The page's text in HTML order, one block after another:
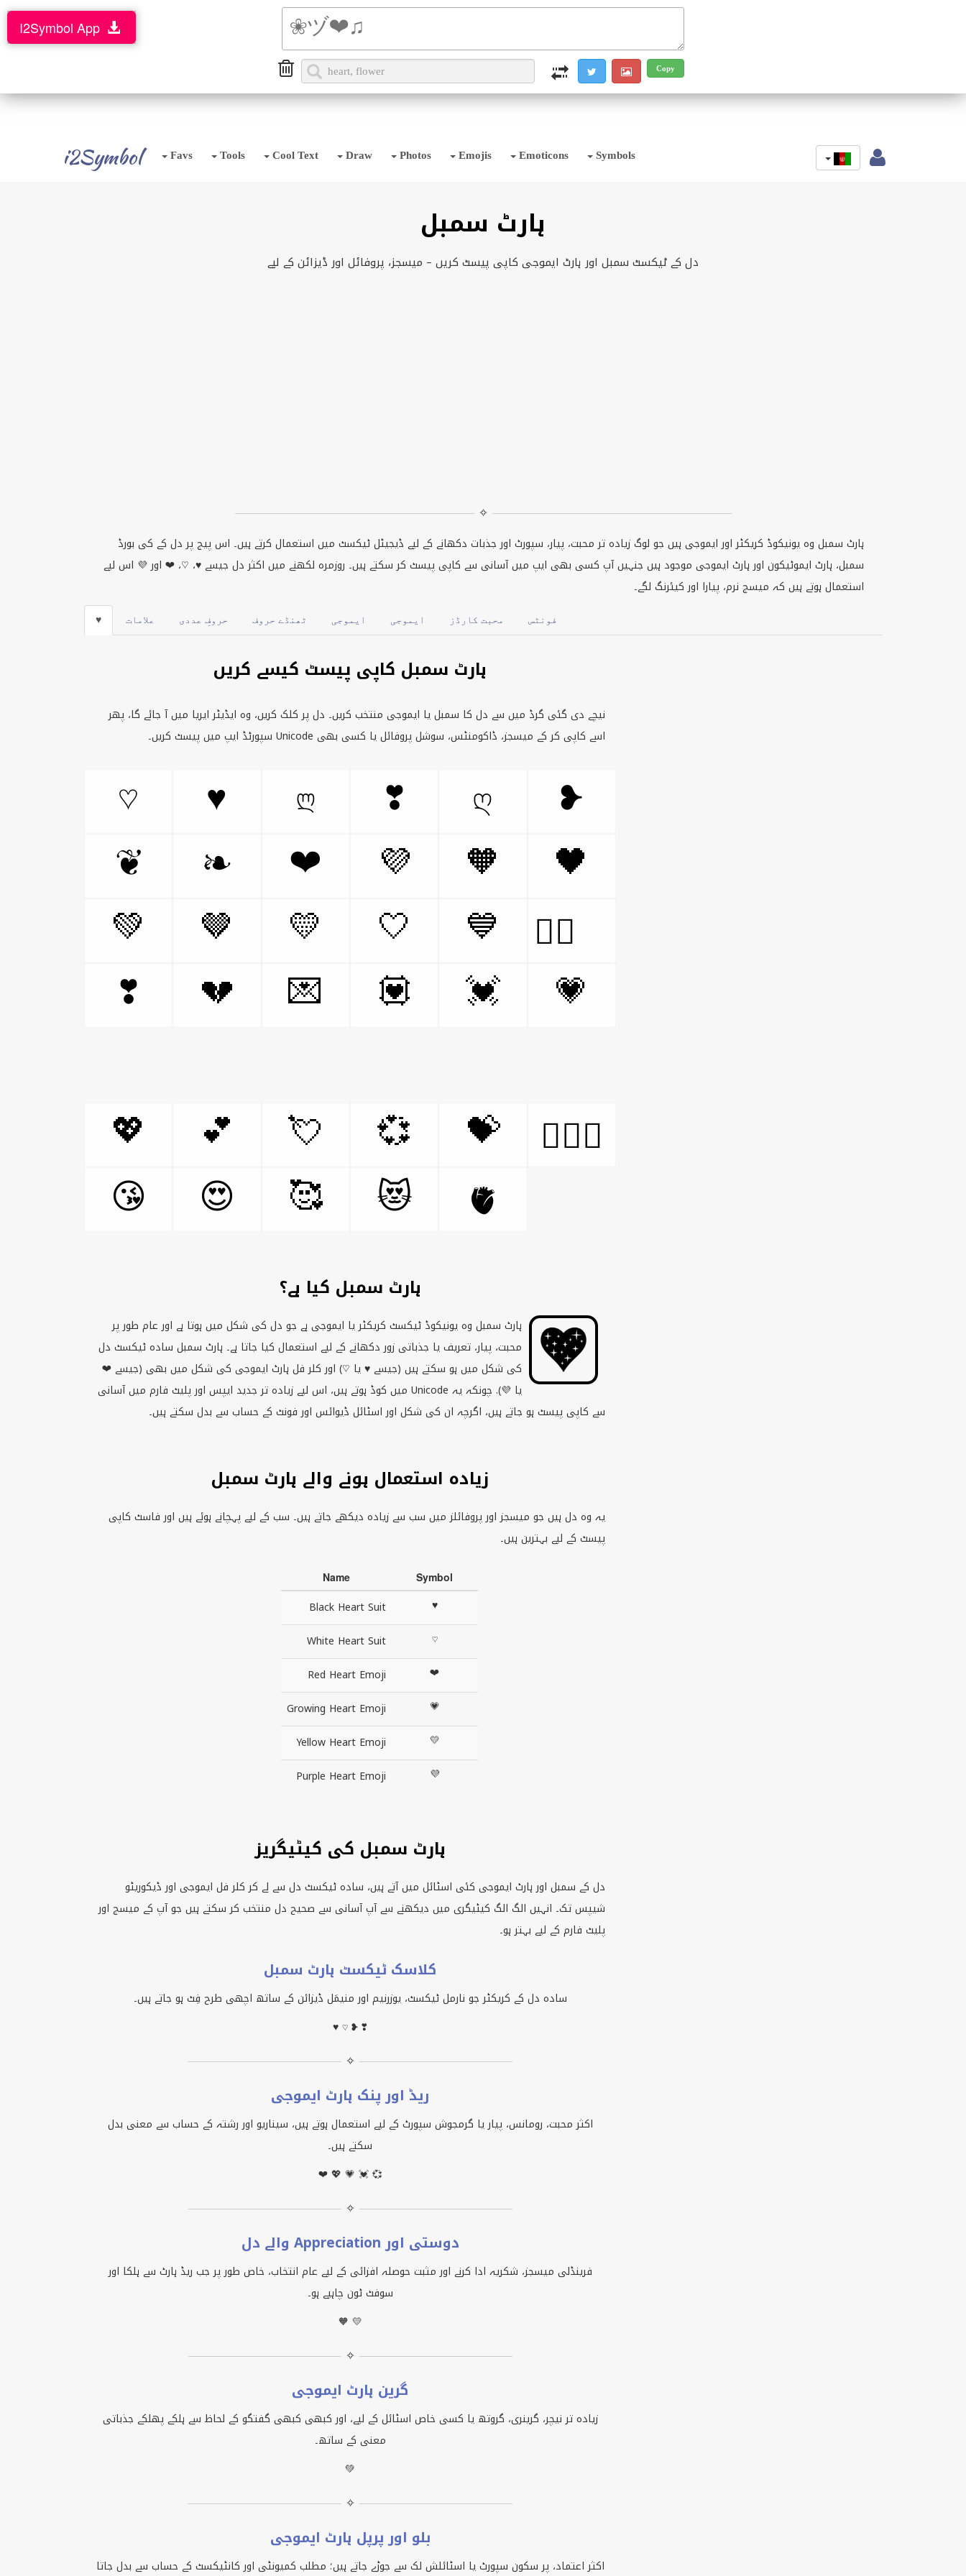
i2Symbol Symbols
Emoticons
Emojis
Photos
Draw
Cool Text
Tools
Favs
ہارٹ سمبل
دل کے ٹیکسٹ سمبل اور ہارٹ ایموجی کاپی پیسٹ کریں – میسجز، پروفائل اور ڈیزائن کے لیے
✧
ہارٹ سمبل وہ یونیکوڈ کریکٹر اور ایموجی ہیں جو لوگ زیادہ تر محبت، پیار، سپورٹ اور جذبات دکھانے کے لیے ڈیجیٹل ٹیکسٹ میں استعمال کرتے ہیں۔ اس پیج پر دل کے کی بورڈ
سمبل، ہارٹ ایموٹیکون اور ہارٹ ایموجی موجود ہیں جنہیں آپ کسی بھی ایپ میں آسانی سے کاپی پیسٹ کر سکتے ہیں۔ روزمرہ لکھنے میں اکثر دل جیسے ♥، ♡، ❤ اور 💜 اس لیے
استعمال ہوتے ہیں کہ میسج نرم، پیارا اور کیئرنگ لگے۔
♥ علامات حروفِ عددی ٹھنڈے حروف ایموجی ایموجی محبت کارڈز فونٹس
ہارٹ سمبل کاپی پیسٹ کیسے کریں
نیچے دی گئی گرڈ میں سے دل کا سمبل یا ایموجی منتخب کریں۔ دل پر کلک کریں، وہ ایڈیٹر ایریا میں آ جائے گا، پھر
اسے کاپی کر کے میسجز، ڈاکومنٹس، سوشل پروفائل یا کسی بھی Unicode سپورٹڈ ایپ میں پیسٹ کریں۔
♡ ♥ ლ ❣ ღ
❥
❦
❧ ❤ 💜 🧡
🖤
💚
🤎 💛 🤍 💙
❤️‍🔥
❣
💔 💌 💟 💓 💗
💖 💕 💘 💞 💝
👩‍❤️‍👨
😘
😍 🥰 😻 🫀
ہارٹ سمبل کیا ہے؟
ہارٹ سمبل وہ یونیکوڈ ٹیکسٹ کریکٹر یا ایموجی ہے جو دل کی شکل میں ہوتا ہے اور عام طور پر
محبت، پیار، تعریف یا جذباتی زور دکھانے کے لیے استعمال کیا جاتا ہے۔ ہارٹ سمبل سادہ ٹیکسٹ دل
کی شکل میں ہو سکتے ہیں (جیسے ♥ یا ♡) اور کلر فل ہارٹ ایموجی کی شکل میں بھی (جیسے ❤
یا 💜). چونکہ یہ Unicode میں کوڈ ہوتے ہیں، اس لیے زیادہ تر جدید ایپس اور پلیٹ فارم میں آسانی
سے کاپی پیسٹ ہو جاتے ہیں، اگرچہ ان کی شکل اور اسٹائل ڈیوائس اور فونٹ کے حساب سے بدل سکتے ہیں۔
زیادہ استعمال ہونے والے ہارٹ سمبل
یہ وہ دل ہیں جو میسجز اور پروفائلز میں سب سے زیادہ دیکھے جاتے ہیں۔ سب کے لیے پہچانے ہوئے ہیں اور فاسٹ کاپی
پیسٹ کے لیے بہترین ہیں۔
Symbol
Name
♥
Black Heart Suit
♡
White Heart Suit
❤
Red Heart Emoji
💗
Growing Heart Emoji
💛
Yellow Heart Emoji
💜
Purple Heart Emoji
ہارٹ سمبل کی کیٹیگریز
دل کے سمبل اور ہارٹ ایموجی کئی اسٹائل میں آتے ہیں، سادہ ٹیکسٹ دل سے لے کر کلر فل ایموجی اور ڈیکوریٹو
شیپس تک۔ انہیں الگ الگ کیٹیگری میں دیکھنے سے آپ آسانی سے صحیح دل منتخب کر سکتے ہیں جو آپ کے میسج اور
پلیٹ فارم کے لیے بہتر ہو۔
کلاسک ٹیکسٹ ہارٹ سمبل
سادہ دل کے کریکٹر جو نارمل ٹیکسٹ، یوزرنیم اور منیمَل ڈیزائن کے ساتھ اچھی طرح فِٹ ہو جاتے ہیں۔
♥ ♡ ❥ ❣
✧
ریڈ اور پنک ہارٹ ایموجی
اکثر محبت، رومانس، پیار یا گرمجوش سپورٹ کے لیے استعمال ہوتے ہیں، سیناریو اور رشتہ کے حساب سے معنی بدل
سکتے ہیں۔
❤ 💖 💗 💓 💞
✧
دوستی اور Appreciation والے دل
فرینڈلی میسجز، شکریہ ادا کرنے اور مثبت حوصلہ افزائی کے لیے عام انتخاب، خاص طور پر جب ریڈ ہارٹ سے ہلکا اور
سوفٹ ٹون چاہیے ہو۔
🧡 💛
✧
گرین ہارٹ ایموجی
زیادہ تر نیچر، گرینری، گروتھ یا کسی خاص اسٹائل کے لیے، اور کبھی کبھی گفتگو کے لحاظ سے ہلکے پھلکے جذباتی
معنی کے ساتھ۔
💚
✧
بلو اور پرپل ہارٹ ایموجی
اکثر اعتماد، پر سکون سپورٹ یا اسٹائلش لک سے جوڑے جاتے ہیں؛ مطلب کمیونٹی اور کانٹیکسٹ کے حساب سے بدل جاتا